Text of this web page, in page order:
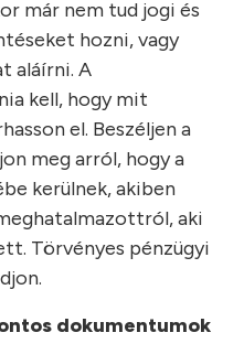
már nem tud jogi és
hozni, vagy
aláírni. A
kell, hogy mit
el. Beszéljen a
meg arról, hogy a
kerülnek, akiben
aki
Törvényes pénzügyi
dokumentumok